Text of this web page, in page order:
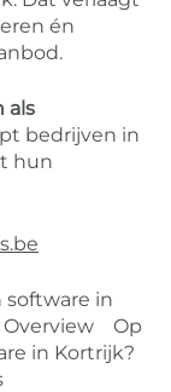
én
als
bedrijven in
hun
software in
Overview
Op
in Kortrijk?